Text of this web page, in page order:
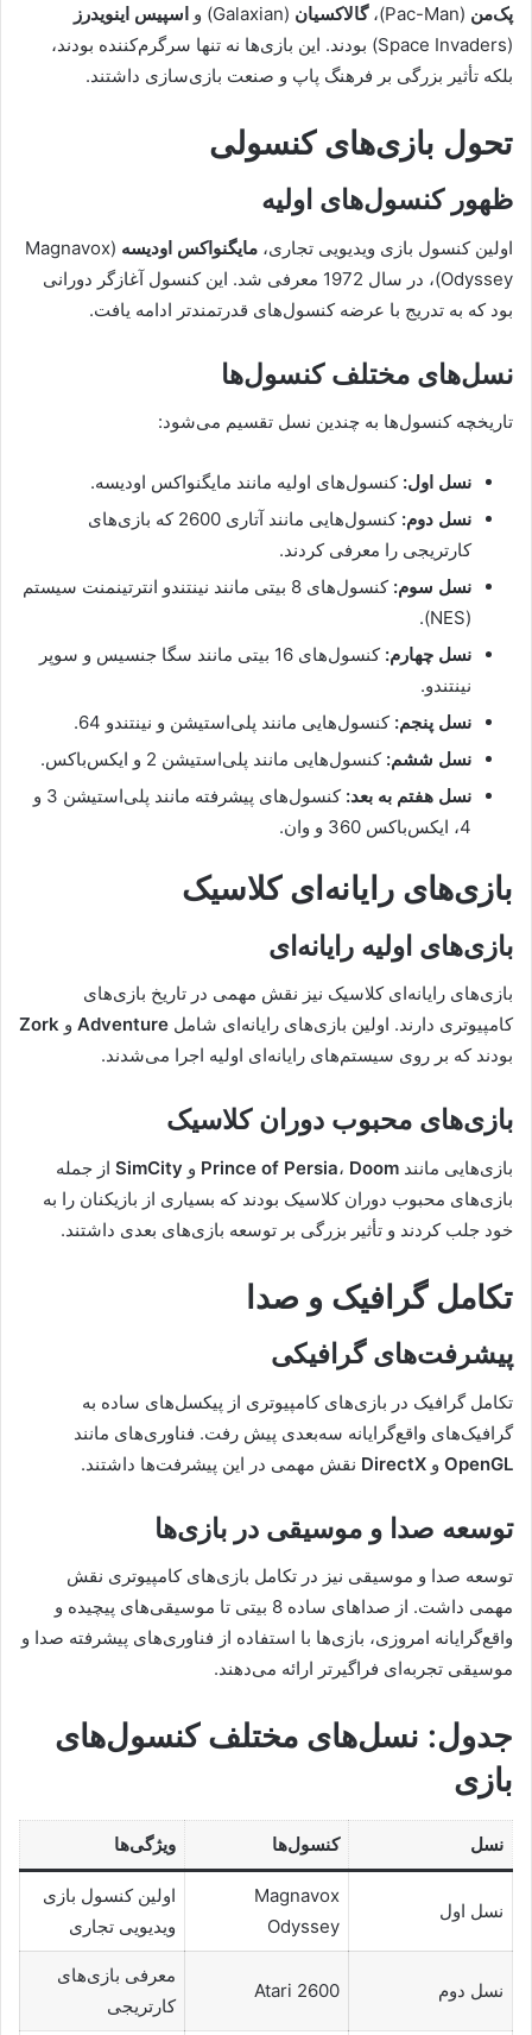
پک‌من (Pac-Man)، گالاکسیان (Galaxian) و
اسپیس اینویدرز
(Space Invaders) بودند. این بازی‌ها نه تنها سرگرم‌کننده بودند،
بلکه تأثیر بزرگی بر فرهنگ پاپ و صنعت بازی‌سازی داشتند.
تحول بازی‌های کنسولی
ظهور کنسول‌های اولیه
اولین کنسول بازی ویدیویی تجاری، مایگنواکس اودیسه (Magnavox
Odyssey)، در سال 1972 معرفی شد. این کنسول آغازگر دورانی
بود که به تدریج با عرضه کنسول‌های قدرتمندتر ادامه یافت.
نسل‌های مختلف کنسول‌ها
تاریخچه کنسول‌ها به چندین نسل تقسیم می‌شود:
نسل اول: کنسول‌های اولیه مانند مایگنواکس اودیسه.
نسل دوم:
کنسول‌هایی مانند آتاری 2600 که بازی‌های
کارتریجی را معرفی کردند.
نسل سوم:
کنسول‌های 8 بیتی مانند نینتندو انترتینمنت سیستم
(NES).
نسل چهارم:
کنسول‌های 16 بیتی مانند سگا جنسیس و سوپر
نینتندو.
نسل پنجم: کنسول‌هایی مانند پلی‌استیشن و نینتندو 64.
نسل ششم: کنسول‌هایی مانند پلی‌استیشن 2 و ایکس‌باکس.
نسل هفتم به بعد:
کنسول‌های پیشرفته مانند پلی‌استیشن 3 و
4، ایکس‌باکس 360 و وان.
بازی‌های رایانه‌ای کلاسیک
بازی‌های اولیه رایانه‌ای
بازی‌های رایانه‌ای کلاسیک نیز نقش مهمی در تاریخ بازی‌های
کامپیوتری دارند. اولین بازی‌های رایانه‌ای شامل Adventure و Zork
بودند که بر روی سیستم‌های رایانه‌ای اولیه اجرا می‌شدند.
بازی‌های محبوب دوران کلاسیک
بازی‌هایی مانند Prince of Persia، Doom و SimCity از جمله
بازی‌های محبوب دوران کلاسیک بودند که بسیاری از بازیکنان را به
خود جلب کردند و تأثیر بزرگی بر توسعه بازی‌های بعدی داشتند.
تکامل گرافیک و صدا
پیشرفت‌های گرافیکی
تکامل گرافیک در بازی‌های کامپیوتری از پیکسل‌های ساده به
گرافیک‌های واقع‌گرایانه سه‌بعدی پیش رفت. فناوری‌های مانند
OpenGL و DirectX نقش مهمی در این پیشرفت‌ها داشتند.
توسعه صدا و موسیقی در بازی‌ها
توسعه صدا و موسیقی نیز در تکامل بازی‌های کامپیوتری نقش
مهمی داشت. از صداهای ساده 8 بیتی تا موسیقی‌های پیچیده و
واقع‌گرایانه امروزی، بازی‌ها با استفاده از فناوری‌های پیشرفته صدا و
موسیقی تجربه‌ای فراگیرتر ارائه می‌دهند.
جدول: نسل‌های مختلف کنسول‌های
بازی
نسل کنسول‌ها ویژگی‌ها
نسل اول
Magnavox
Odyssey
اولین کنسول بازی
ویدیویی تجاری
نسل دوم Atari 2600
معرفی بازی‌های
کارتریجی